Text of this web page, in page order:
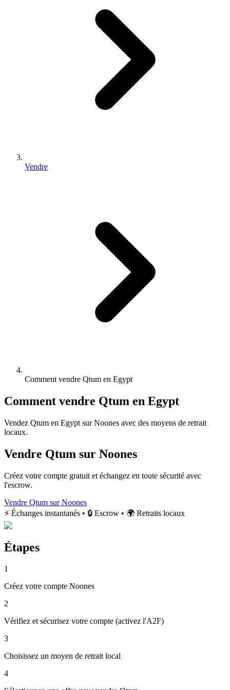
Vendre
Comment vendre Qtum en Egypt
Comment vendre Qtum en Egypt
Vendez Qtum en Egypt sur Noones avec des moyens de retrait
locaux.
Vendre Qtum sur Noones
Créez votre compte gratuit et échangez en toute sécurité avec
l'escrow.
Vendre Qtum sur Noones
⚡ Échanges instantanés • 🔒 Escrow • 🌍 Retraits locaux
Étapes
1
Créez votre compte Noones
2
Vérifiez et sécurisez votre compte (activez l'A2F)
3
Choisissez un moyen de retrait local
4